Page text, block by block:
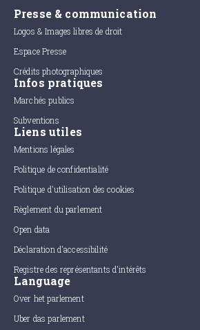
Presse & communication
Logos & Images libres de droit
Espace Presse
Crédits photographiques
Infos pratiques
Marchés publics
Subventions
Liens utiles
Mentions légales
Politique de confidentialité
Politique d'utilisation des cookies
Règlement du parlement
Open data
Déclaration d'accessibilité
Registre des représentants d'intérêts
Language
Over het parlement
Uber das parlement